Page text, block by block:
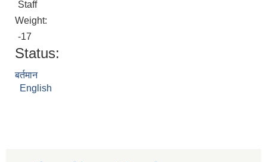
Staff
Weight:
-17
Status:
बर्तमान
English